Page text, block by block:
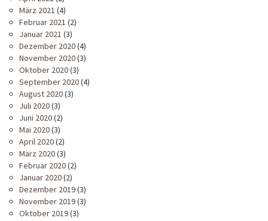
März 2021 (4)
Februar 2021 (2)
Januar 2021 (3)
Dezember 2020(4)
November 2020(3)
Oktober 2020(3)
September 2020(4)
August 2020(3)
Juli 2020(3)
Juni 2020(2)
Mai 2020(3)
April 2020(2)
März 2020(3)
Februar 2020(2)
Januar 2020(2)
Dezember 2019(3)
November 2019(3)
Oktober 2019(3)